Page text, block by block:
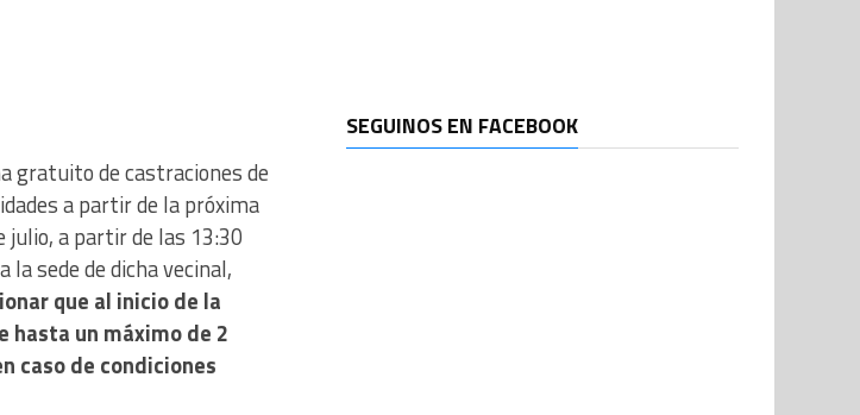
gratuito de castraciones de
a partir de la próxima
julio, a partir de las 13:30
sede de dicha vecinal,
que al inicio de la
un máximo de 2
caso de condiciones
SEGUINOS EN FACEBOOK